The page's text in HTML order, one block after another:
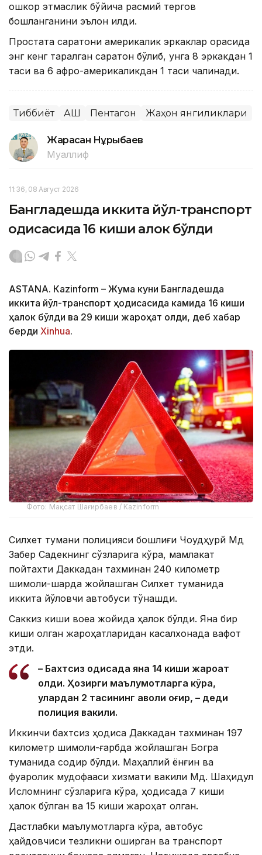
ошкор этмаслик бўйича расмий тергов
бошланганини эълон қилди.
Простата саратони америкалик эркаклар орасида
энг кенг тарқалган саратон бўлиб, унга 8 эркакдан 1
таси ва 6 афро-америкаликдан 1 таси чалинади.
Тиббиёт АҚШ Пентагон Жаҳон янгиликлари
Жарасқан Нұрыбаев
Муаллиф
11:36, 08 Август 2026
Бангладешда иккита йўл-транспорт
ҳодисасида 16 киши ҳалок бўлди
ASTANА. Кazinform – Жума куни Бангладешда
иккита йўл-транспорт ҳодисасида камида 16 киши
ҳалок бўлди ва 29 киши жароҳат олди, деб хабар
берди Xinhua.
Фото: Мақсат Шағирбаев / Kazinform
Силхет тумани полицияси бошлиғи Чоудҳурй Мд
Забер Садекнинг сўзларига кўра, мамлакат
пойтахти Даккадан тахминан 240 километр
шимоли-шарқда жойлашган Силхет туманида
иккита йўловчи автобуси тўқнашди.
Саккиз киши воқеа жойида ҳалок бўлди. Яна бир
киши олган жароҳатларидан касалхонада вафот
этди.
– Бахтсиз ҳодисада яна 14 киши жароҳат
олди. Ҳозирги маълумотларга кўра,
улардан 2 тасининг аҳволи оғир, – деди
полиция вакили.
Иккинчи бахтсиз ҳодиса Даккадан тахминан 197
километр шимоли-ғарбда жойлашган Богра
туманида содир бўлди. Маҳаллий ёнғин ва
фуқаролик мудофааси хизмати вакили Мд. Шаҳидул
Исломнинг сўзларига кўра, ҳодисада 7 киши
ҳалок бўлган ва 15 киши жароҳат олган.
Дастлабки маълумотларга кўра, автобус
ҳайдовчиси тезликни оширган ва транспорт